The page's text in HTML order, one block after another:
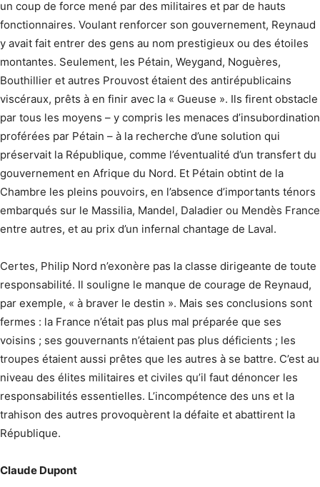
un coup de force mené par des militaires et par de hauts
fonctionnaires. Voulant renforcer son gouvernement, Reynaud
y avait fait entrer des gens au nom prestigieux ou des étoiles
montantes. Seulement, les Pétain, Weygand, Noguères,
Bouthillier et autres Prouvost étaient des antirépublicains
viscéraux, prêts à en finir avec la « Gueuse ». Ils firent obstacle
par tous les moyens – y compris les menaces d’insubordination
proférées par Pétain – à la recherche d’une solution qui
préservait la République, comme l’éventualité d’un transfert du
gouvernement en Afrique du Nord. Et Pétain obtint de la
Chambre les pleins pouvoirs, en l’absence d’importants ténors
embarqués sur le Massilia, Mandel, Daladier ou Mendès France
entre autres, et au prix d’un infernal chantage de Laval.
Certes, Philip Nord n’exonère pas la classe dirigeante de toute
responsabilité. Il souligne le manque de courage de Reynaud,
par exemple, « à braver le destin ». Mais ses conclusions sont
fermes : la France n’était pas plus mal préparée que ses
voisins ; ses gouvernants n’étaient pas plus déficients ; les
troupes étaient aussi prêtes que les autres à se battre. C’est au
niveau des élites militaires et civiles qu’il faut dénoncer les
responsabilités essentielles. L’incompétence des uns et la
trahison des autres provoquèrent la défaite et abattirent la
République.
Claude Dupont